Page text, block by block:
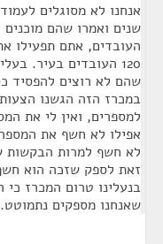
אנחנו לא מסוגלים
שנים ואמרו שהם
העובדים, אתם תפעילו
120 העובדים בעיר.
שהם לא רוצים להפסיד
במכרז הזה הגשנו
למספרים, ואין לי את
אפילו לא חשף את
לא חשף למרות הבקשות
זאת לספק שזכה הוא
שאנחנו מספקים נתמוטט.